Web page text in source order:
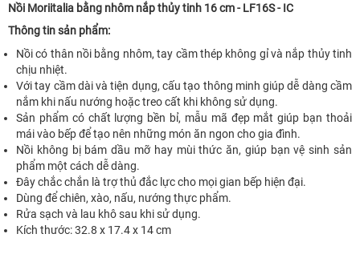
Nồi Moriitalia bằng nhôm nắp thủy tinh 16 cm - LF16S - IC
Thông tin sản phẩm:
Nồi có thân nồi bằng nhôm, tay cầm thép không gỉ và nắp thủy tinh
chịu nhiệt.
Với tay cầm dài và tiện dụng, cấu tạo thông minh giúp dễ dàng cầm
nắm khi nấu nướng hoặc treo cất khi không sử dụng.
Sản phẩm có chất lượng bền bỉ, mẫu mã đẹp mắt giúp bạn thoải
mái vào bếp để tạo nên những món ăn ngon cho gia đình.
Nồi không bị bám dầu mỡ hay mùi thức ăn, giúp bạn vệ sinh sản
phẩm một cách dễ dàng.
Đây chắc chắn là trợ thủ đắc lực cho mọi gian bếp hiện đại.
Dùng để chiên, xào, nấu, nướng thực phẩm.
Rửa sạch và lau khô sau khi sử dụng.
Kích thước: 32.8 x 17.4 x 14 cm